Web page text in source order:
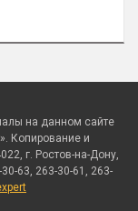
на данном сайте
Копирование и
г. Ростов-на-Дону,
63, 263-30-61, 263-